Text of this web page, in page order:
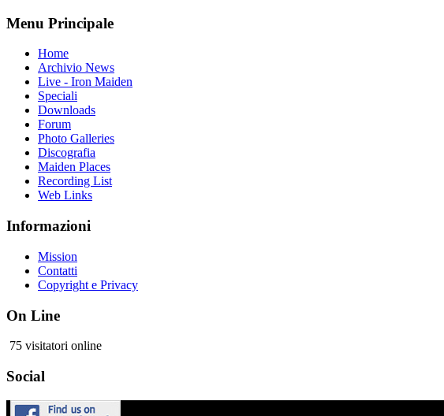
Menu Principale
Home
Archivio News
Live - Iron Maiden
Speciali
Downloads
Forum
Photo Galleries
Discografia
Maiden Places
Recording List
Web Links
Informazioni
Mission
Contatti
Copyright e Privacy
On Line
75 visitatori online
Social